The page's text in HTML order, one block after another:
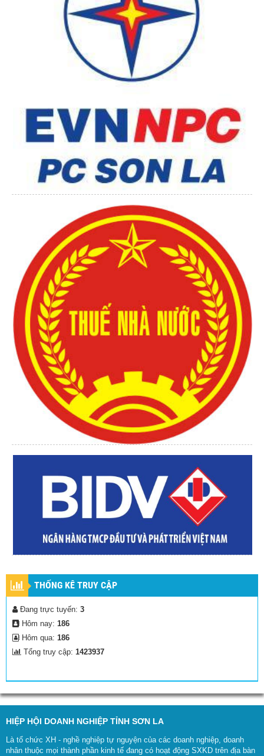
THỐNG KÊ TRUY CẬP
Đang trực tuyến: 3
Hôm nay: 186
Hôm qua: 186
Tổng truy cập: 1423937
HIỆP HỘI DOANH NGHIỆP TỈNH SƠN LA
Là tổ chức XH - nghề nghiệp tự nguyện của các doanh nghiệp, doanh
nhân thuộc mọi thành phần kinh tế đang có hoạt động SXKD trên địa bàn